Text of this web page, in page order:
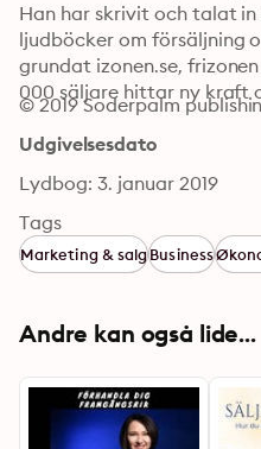
Han har skrivit och talat in
ljudböcker om försäljning
grundat izonen.se,
000 säljare hittar ny kraft
© 2019 Soderpalm
Udgivelsesdato
Lydbog: 3. januar 2019
Tags
Marketing & salgBusiness
Andre kan også lide...